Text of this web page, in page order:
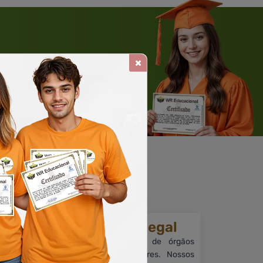
Solicite um WhatsApp
Reconhecimento legal
Embora sem reconhecimento de órgãos
como MEC e outros reguladores. Nossos